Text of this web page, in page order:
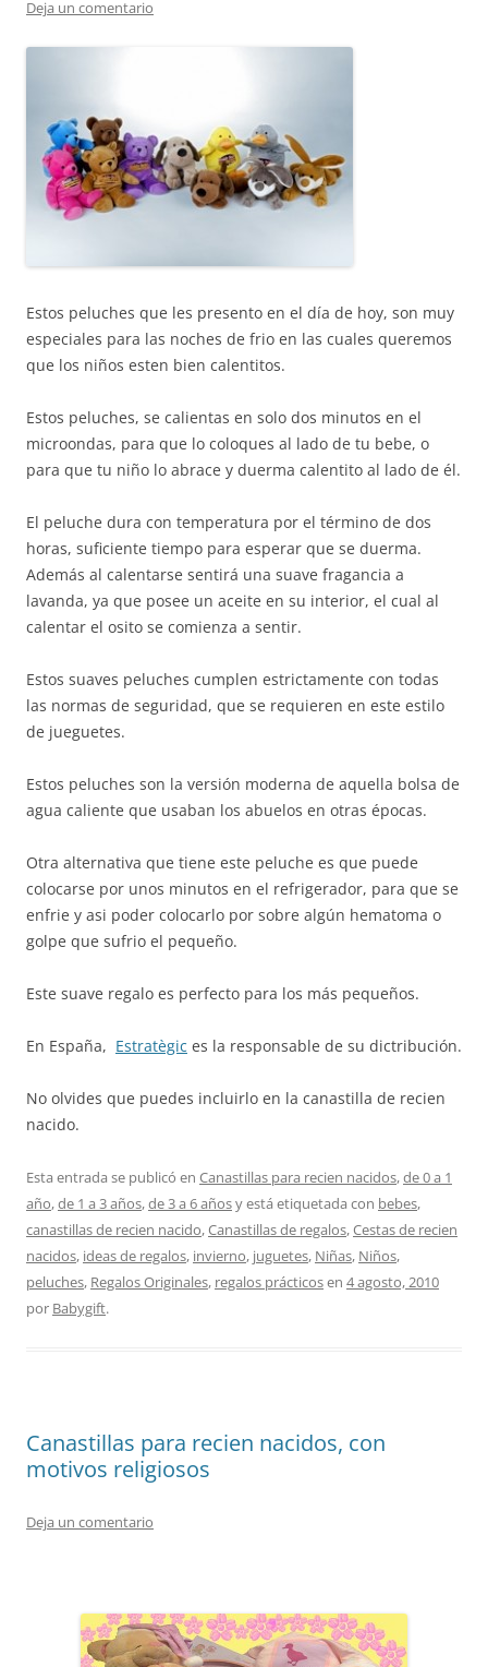
Deja un comentario
Estos peluches que les presento en el día de hoy, son muy
especiales para las noches de frio en las cuales queremos
que los niños esten bien calentitos.
Estos peluches, se calientas en solo dos minutos en el
microondas, para que lo coloques al lado de tu bebe, o
para que tu niño lo abrace y duerma calentito al lado de él.
El peluche dura con temperatura por el término de dos
horas, suficiente tiempo para esperar que se duerma.
Además al calentarse sentirá una suave fragancia a
lavanda, ya que posee un aceite en su interior, el cual al
calentar el osito se comienza a sentir.
Estos suaves peluches cumplen estrictamente con todas
las normas de seguridad, que se requieren en este estilo
de jueguetes.
Estos peluches son la versión moderna de aquella bolsa de
agua caliente que usaban los abuelos en otras épocas.
Otra alternativa que tiene este peluche es que puede
colocarse por unos minutos en el refrigerador, para que se
enfrie y asi poder colocarlo por sobre algún hematoma o
golpe que sufrio el pequeño.
Este suave regalo es perfecto para los más pequeños.
En España, Estratègic es la responsable de su dictribución.
No olvides que puedes incluirlo en la canastilla de recien
nacido.
Esta entrada se publicó en Canastillas para recien nacidos,de 0 a 1
año,de 1 a 3 años,de 3 a 6 añosy está etiquetada con bebes,
canastillas de recien nacido,Canastillas de regalos,Cestas de recien
nacidos, ideas de regalos, invierno, juguetes, Niñas, Niños,
peluches, Regalos Originales, regalos prácticosen 4 agosto, 2010
por Babygift.
Canastillas para recien nacidos, con
motivos religiosos
Deja un comentario